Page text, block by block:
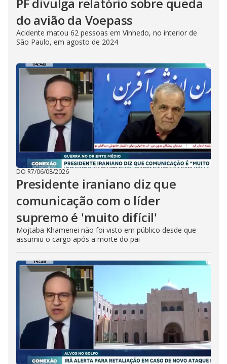
do avião da Voepass
Acidente matou 62 pessoas em Vinhedo, no interior de
São Paulo, em agosto de 2024
DO R7/06/08/2026
Presidente iraniano diz que
comunicação com o líder
supremo é 'muito difícil'
Mojtaba Khamenei não foi visto em público desde que
assumiu o cargo após a morte do pai